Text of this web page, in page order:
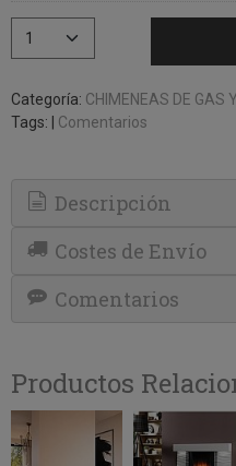
Categoría: CHIMENEAS DE GAS
Tags:
Comentarios
Descripción
Costes de Envío
Comentarios
Productos